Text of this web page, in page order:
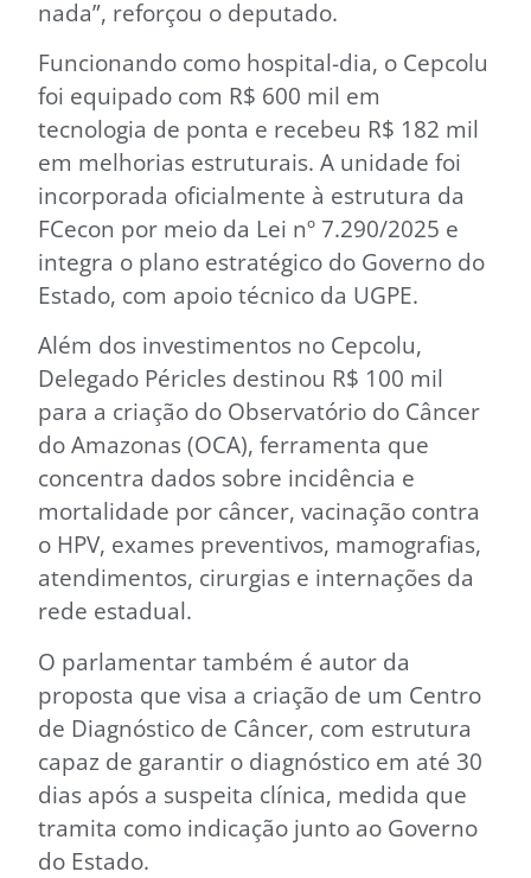
nada”, reforçou o deputado.
Funcionando como hospital-dia, o Cepcolu
foi equipado com R$ 600 mil em
tecnologia de ponta e recebeu R$ 182 mil
em melhorias estruturais. A unidade foi
incorporada oficialmente à estrutura da
FCecon por meio da Lei nº 7.290/2025 e
integra o plano estratégico do Governo do
Estado, com apoio técnico da UGPE.
Além dos investimentos no Cepcolu,
Delegado Péricles destinou R$ 100 mil
para a criação do Observatório do Câncer
do Amazonas (OCA), ferramenta que
concentra dados sobre incidência e
mortalidade por câncer, vacinação contra
o HPV, exames preventivos, mamografias,
atendimentos, cirurgias e internações da
rede estadual.
O parlamentar também é autor da
proposta que visa a criação de um Centro
de Diagnóstico de Câncer, com estrutura
capaz de garantir o diagnóstico em até 30
dias após a suspeita clínica, medida que
tramita como indicação junto ao Governo
do Estado.